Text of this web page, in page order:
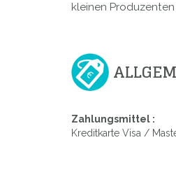
kleinen
Zahlungsmittel :
Kreditkarte Visa /